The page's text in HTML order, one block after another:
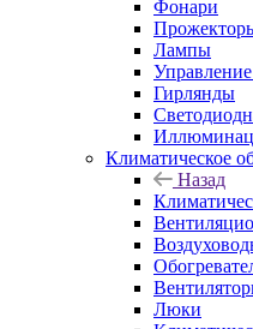
Фонари
Лампы
Гирлянды
Климатическое
Назад
Люки